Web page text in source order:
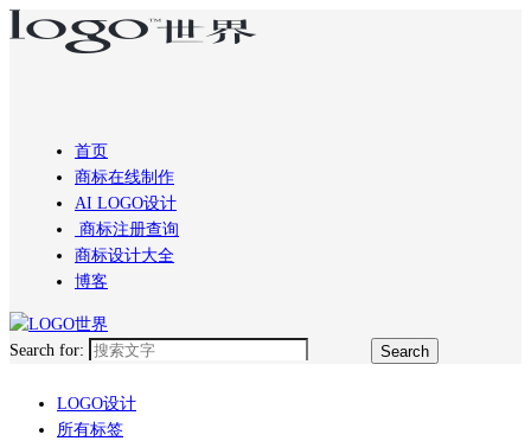
首页
商标在线制作
AI LOGO设计
商标注册查询
商标设计大全
博客
Search for:
LOGO设计
所有标签